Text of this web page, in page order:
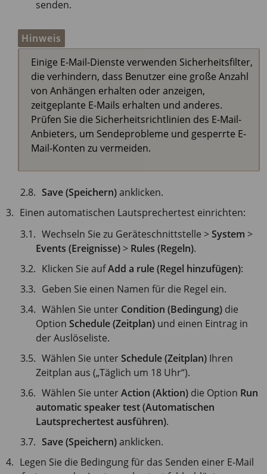
senden.
Hinweis
Einige E-Mail-Dienste verwenden Sicherheitsfilter,
die verhindern, dass Benutzer eine große Anzahl
von Anhängen erhalten oder anzeigen,
zeitgeplante E-Mails erhalten und anderes.
Prüfen Sie die Sicherheitsrichtlinien des E-Mail-
Anbieters, um Sendeprobleme und gesperrte E-
Mail-Konten zu vermeiden.
Save (Speichern)anklicken.
Einen automatischen Lautsprechertest einrichten:
Wechseln Sie zu Geräteschnittstelle >System >
Events (Ereignisse)> Rules (Regeln).
Klicken Sie aufAdd a rule (Regel hinzufügen):
Geben Sie einen Namen für die Regel ein.
Wählen Sie unter Condition (Bedingung) die
Option Schedule (Zeitplan) und einen Eintrag in
der Auslöseliste.
Wählen Sie unterSchedule (Zeitplan) Ihren
Zeitplan aus („Täglich um 18 Uhr“).
Wählen Sie unterAction (Aktion) die Option Run
automatic speaker test (Automatischen
Lautsprechertest ausführen).
Save (Speichern)anklicken.
Legen Sie die Bedingung für das Senden einer E-Mail